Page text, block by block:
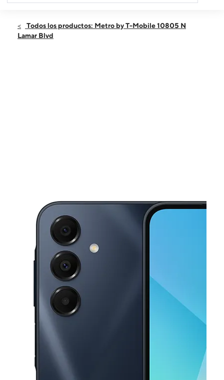
Jueves:10:00 a. m. a 8:00 p. m.
Viernes:10:00 a. m. a 8:00 p. m.
Todos los productos: Metro by T-Mobile 10805 N
Lamar Blvd